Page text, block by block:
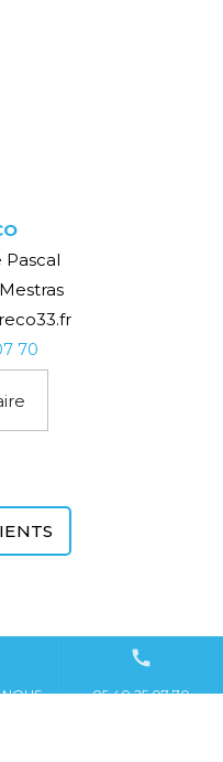
call
05 40 25 07 70
Pascal
70